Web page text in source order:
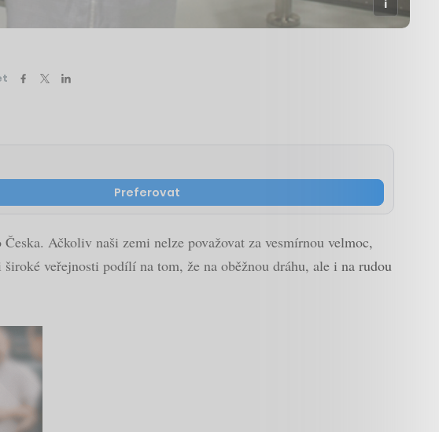
Preferovat
Ačkoliv naši zemi nelze považovat za vesmírnou velmoc,
veřejnosti podílí na tom, že na oběžnou dráhu, ale i na rudou